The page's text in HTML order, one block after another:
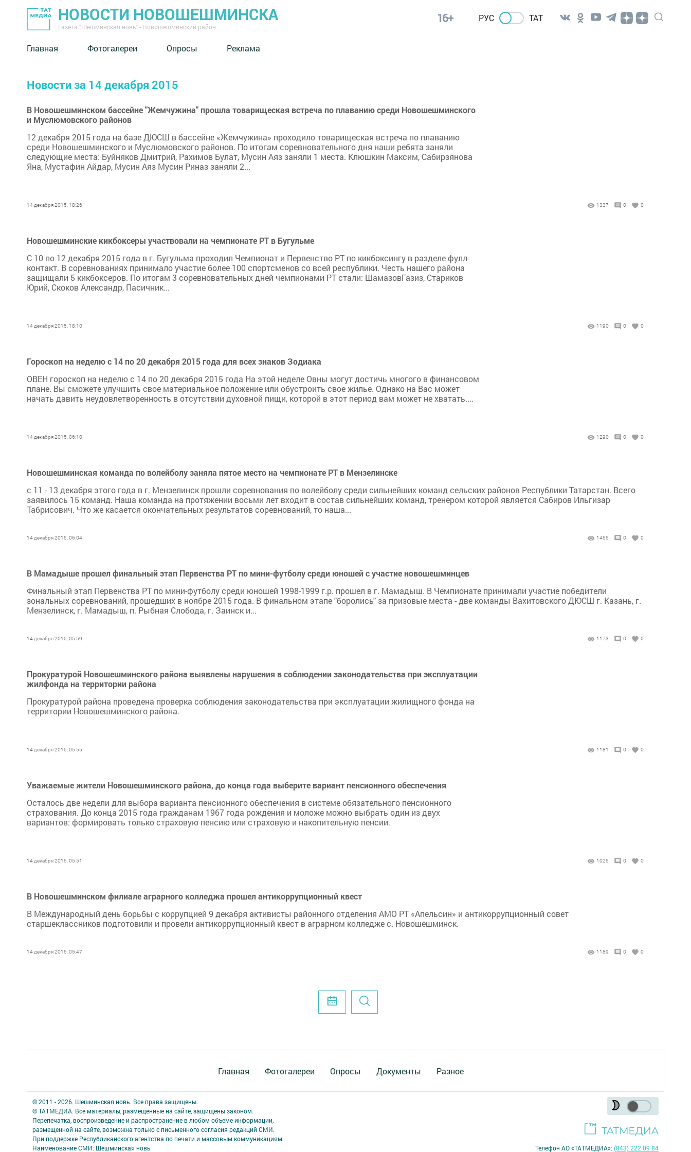
НОВОСТИ НОВОШЕШМИНСКА
Газета "Шешминская новь" - Новошешминский район
16+ РУС ТАТ
Главная Фотогалереи Опросы Реклама
Новости за 14 декабря 2015
В Новошешминском бассейне "Жемчужина" прошла товарищеская встреча по плаванию среди Новошешминского
и Муслюмовского районов
12 декабря 2015 года на базе ДЮСШ в бассейне «Жемчужина» проходило товарищеская встреча по плаванию
среди Новошешминского и Муслюмовского районов. По итогам соревновательного дня наши ребята заняли
следующие места: Буйняков Дмитрий, Рахимов Булат, Мусин Аяз заняли 1 места. Клюшкин Максим, Сабирзянова
Яна, Мустафин Айдар, Мусин Аяз Мусин Риназ заняли 2...
14 декабря 2015, 18:26 1337 0 0
Новошешминские кикбоксеры участвовали на чемпионате РТ в Бугульме
С 10 по 12 декабря 2015 года в г. Бугульма проходил Чемпионат и Первенство РТ по кикбоксингу в разделе фулл-
контакт. В соревнованиях принимало участие более 100 спортсменов со всей республики. Честь нашего района
защищали 5 кикбоксеров. По итогам 3 соревновательных дней чемпионами РТ стали: ШамазовГазиз, Стариков
Юрий, Скоков Александр, Пасичник...
14 декабря 2015, 18:10 1190 0 0
Гороскоп на неделю с 14 по 20 декабря 2015 года для всех знаков Зодиака
ОВЕН гороскоп на неделю с 14 по 20 декабря 2015 года На этой неделе Овны могут достичь многого в финансовом
плане. Вы сможете улучшить свое материальное положение или обустроить свое жилье. Однако на Вас может
начать давить неудовлетворенность в отсутствии духовной пищи, которой в этот период вам может не хватать....
14 декабря 2015, 06:10 1290 0 0
Новошешминская команда по волейболу заняла пятое место на чемпионате РТ в Мензелинске
с 11 - 13 декабря этого года в г. Мензелинск прошли соревнования по волейболу среди сильнейших команд сельских районов Республики Татарстан. Всего
заявилось 15 команд. Наша команда на протяжении восьми лет входит в состав сильнейших команд, тренером которой является Сабиров Ильгизар
Табрисович. Что же касается окончательных результатов соревнований, то наша...
14 декабря 2015, 06:04 1455 0 0
В Мамадыше прошел финальный этап Первенства РТ по мини-футболу среди юношей с участие новошешминцев
Финальный этап Первенства РТ по мини-футболу среди юношей 1998-1999 г.р. прошел в г. Мамадыш. В Чемпионате принимали участие победители
зональных соревнований, прошедших в ноябре 2015 года. В финальном этапе "боролись" за призовые места - две команды Вахитовского ДЮСШ г. Казань, г.
Мензелинск, г. Мамадыш, п. Рыбная Слобода, г. Заинск и...
14 декабря 2015, 05:59 1173 0 0
Прокуратурой Новошешминского района выявлены нарушения в соблюдении законодательства при эксплуатации
жилфонда на территории района
Прокуратурой района проведена проверка соблюдения законодательства при эксплуатации жилищного фонда на
территории Новошешминского района.
14 декабря 2015, 05:55 1181 0 0
Уважаемые жители Новошешминского района, до конца года выберите вариант пенсионного обеспечения
Осталось две недели для выбора варианта пенсионного обеспечения в системе обязательного пенсионного
страхования. До конца 2015 года гражданам 1967 года рождения и моложе можно выбрать один из двух
вариантов: формировать только страховую пенсию или страховую и накопительную пенсии.
14 декабря 2015, 05:51 1025 0 0
В Новошешминском филиале аграрного колледжа прошел антикоррупционный квест
В Международный день борьбы с коррупцией 9 декабря активисты районного отделения АМО РТ «Апельсин» и антикоррупционный совет
старшеклассников подготовили и провели антикоррупционный квест в аграрном колледже с. Новошешминск.
14 декабря 2015, 05:47 1189 0 0
Главная Фотогалереи Опросы Документы Разное
© 2011 - 2026. Шешминская новь. Все права защищены.
© ТАТМЕДИА. Все материалы, размещенные на сайте, защищены законом.
Перепечатка, воспроизведение и распространение в любом объеме информации,
размещенной на сайте, возможна только с письменного согласия редакций СМИ.
При поддержке Республиканского агентства по печати и массовым коммуникациям.
Наименование СМИ: Шешминская новь
Телефон АО «ТАТМЕДИА»:(843) 222 09 84